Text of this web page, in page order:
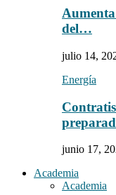
del…
julio 14,
Energía
junio 17,
Academia
Academia